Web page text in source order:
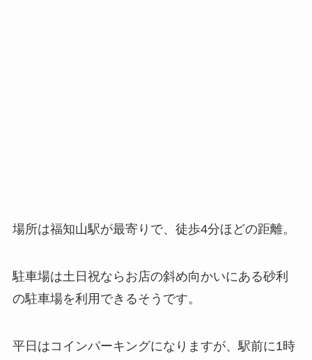
場所は福知山駅が最寄りで、徒歩4分ほどの距離。
駐車場は土日祝ならお店の斜め向かいにある砂利
の駐車場を利用できるそうです。
平日はコインパーキングになりますが、駅前に1時